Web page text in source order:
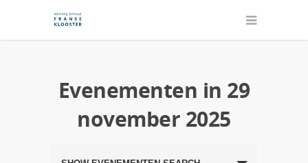
Evenementen in 29
november 2025
Evenementen